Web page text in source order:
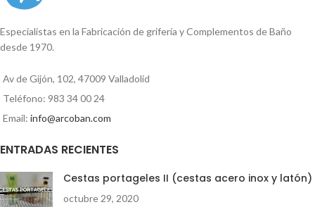
Especialistas en la Fabricación de grifería y Complementos de Baño
desde 1970.
Av de Gijón, 102, 47009 Valladolid
Teléfono: 983 34 00 24
Email: info@arcoban.com
ENTRADAS RECIENTES
Cestas portageles II (cestas acero inox y latón)
octubre 29, 2020